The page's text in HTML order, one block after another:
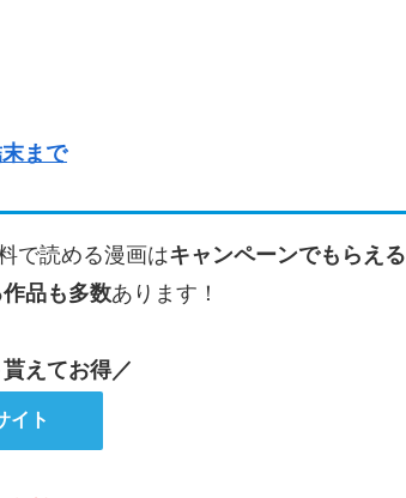
まで
で読める漫画はキャンペーンでもらえる
品も多数あります！
えてお得／
イト